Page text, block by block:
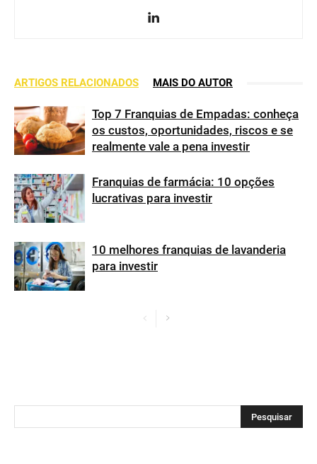
ARTIGOS RELACIONADOS MAIS DO AUTOR
Top 7 Franquias de Empadas: conheça
os custos, oportunidades, riscos e se
realmente vale a pena investir
Franquias de farmácia: 10 opções
lucrativas para investir
10 melhores franquias de lavanderia
para investir